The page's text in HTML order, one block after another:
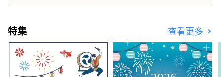
Agave Craft Salmon for Ramen》的制作人和
作者以及《Tokyo Ramen Collection》的作者
（正文社）
特集 查看更多